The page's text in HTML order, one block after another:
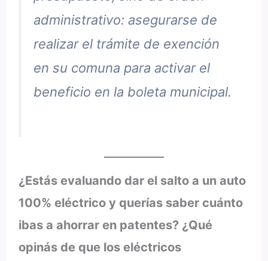
administrativo: asegurarse de
realizar el trámite de exención
en su comuna para activar el
beneficio en la boleta municipal.
¿Estás evaluando dar el salto a un auto
100% eléctrico y querías saber cuánto
ibas a ahorrar en patentes? ¿Qué
opinás de que los eléctricos